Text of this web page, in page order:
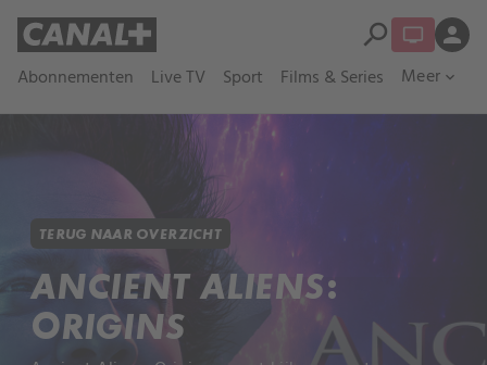
Abonnementen Live TV Sport Films & Series Meer expand_more
search person
TERUG NAAR OVERZICHT
ANCIENT ALIENS:
ORIGINS